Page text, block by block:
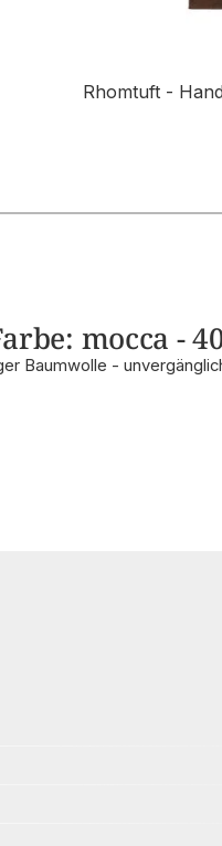
Rhomtuft -
mocca -
Baumwolle -